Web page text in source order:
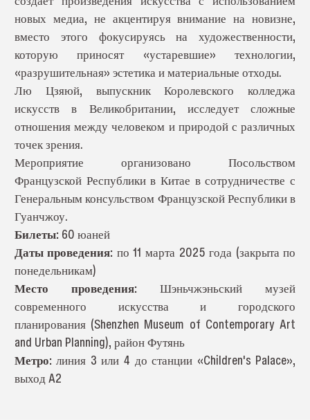
новых медиа, не акцентируя внимание на новизне,
вместо этого фокусируясь на художественности,
которую приносят «устаревшие» технологии,
«разрушительная» эстетика и материальные отходы.
Лю Цзяюй, выпускник Королевского колледжа
искусств в Великобритании, исследует сложные
отношения между человеком и природой с различных
точек зрения.
Мероприятие организовано Посольством
Французской Республики в Китае в сотрудничестве с
Генеральным консульством Французской Республики в
Гуанчжоу.
Билеты: 60 юаней
Даты проведения: по 11 марта 2025 года (закрыта по
понедельникам)
Место проведения: Шэньчжэньский музей
современного искусства и городского
планирования (Shenzhen Museum of Contemporary Art
and Urban Planning), район Футянь
Метро:линия 3 или 4 до станции «Children's Palace»,
выход A2